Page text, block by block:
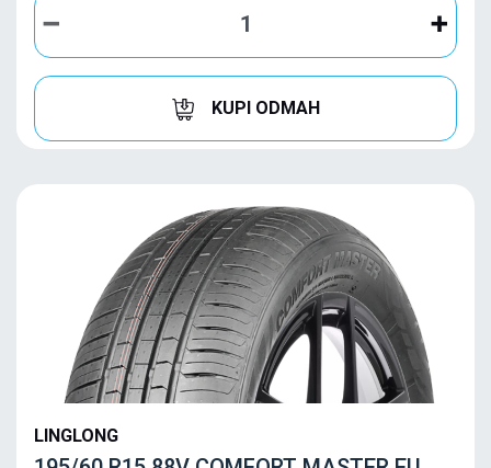
KUPI ODMAH
LINGLONG